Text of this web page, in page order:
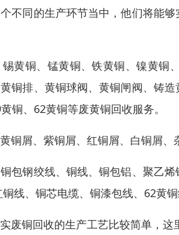
不同的生产环节当中，他们将能
黄铜、锰黄铜、铁黄铜、镍黄
铜排、黄铜球阀、黄铜闸阀、铸
铜、62黄铜等废黄铜回收服务。
铜屑、紫铜屑、红铜屑、白铜屑、
包钢绞线、铜线、铜包铝、聚乙
线、铜芯电缆、铜漆包线、62黄铜
废铜回收的生产工艺比较简单，这